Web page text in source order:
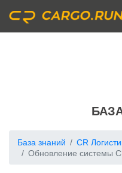
База знаний CR
Обновление системы